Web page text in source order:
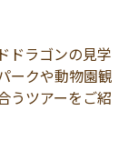
ドラゴンの見学
ークや動物園観
うツアーをご紹
ァリパーク
ボク島
ド島